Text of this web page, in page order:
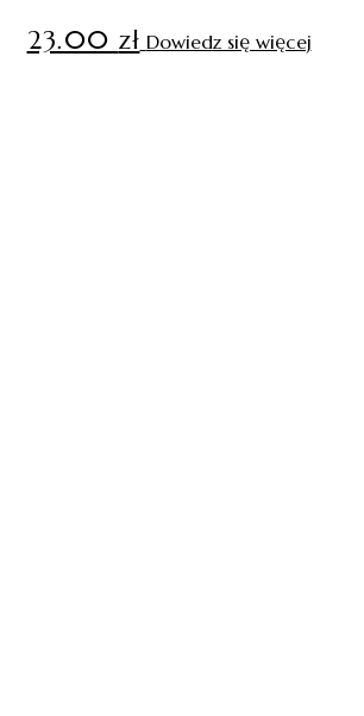
23.00 zł Dowiedz się więcej